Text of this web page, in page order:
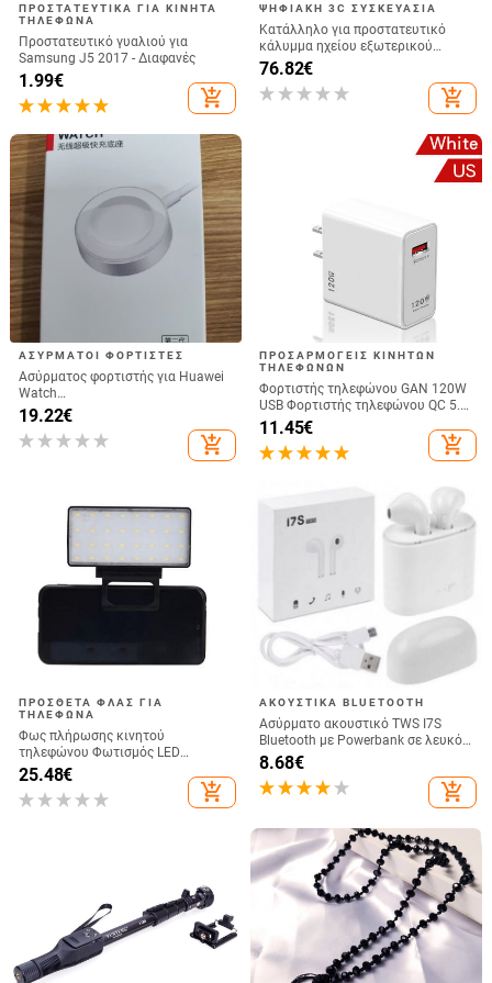
ΠΡΟΣΤΑΤΕΥΤΙΚΆ ΓΙΑ ΚΙΝΗΤΆ
ΤΗΛΈΦΩΝΑ
Προστατευτικό γυαλιού για
Samsung J5 2017 - Διαφανές
1.99€
add_shopping_cart
ΨΗΦΙΑΚΉ 3C ΣΥΣΚΕΥΑΣΊΑ
Κατάλληλο για προστατευτικό
κάλυμμα ηχείου εξωτερικού
χώρου Jbl Partybox 320, κάλυμμα
σκόνης για θήκη τρόλεϊ Stage 320
Audio
76.82€
add_shopping_cart
ΑΣΎΡΜΑΤΟΙ ΦΟΡΤΙΣΤΈΣ
Ασύρματος φορτιστής για Huawei
Watch
GT6/GT5/Watch5/Watch4/GT4 –
μεταλλικό σώμα, μαγνητική
φόρτιση, QC 3.0 γρήγορη φόρτιση,
19.22€
add_shopping_cart
ΠΡΟΣΑΡΜΟΓΕΊΣ ΚΙΝΗΤΏΝ
ΤΗΛΕΦΏΝΩΝ
Φορτιστής τηλεφώνου GAN 120W
USB Φορτιστής τηλεφώνου QC 5.0
4.0 3.0 Προσαρμογέας γρήγορης
φόρτισης για iPhone 14 13 12
Φορτιστής USB της Samsung
11.45€
add_shopping_cart
ΠΡΌΣΘΕΤΑ ΦΛΑΣ ΓΙΑ
ΤΗΛΈΦΩΝΑ
Φως πλήρωσης κινητού
τηλεφώνου Φωτισμός LED
Ζωντανής μετάδοσης Selfie Φως
Πλήρης Φως Υπολογιστή
Διάσκεψη Βίντεο Φωτισμός
25.48€
add_shopping_cart
ΑΚΟΥΣΤΙΚΆ BLUETOOTH
Ασύρματο ακουστικό TWS I7S
Bluetooth με Powerbank σε λευκό
χρώμα
8.68€
add_shopping_cart